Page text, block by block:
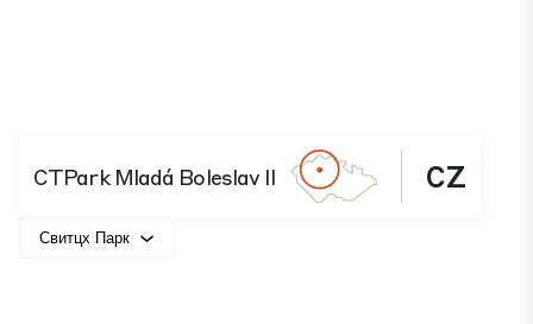
CTPark Mladá Boleslav II CZ
Свитцх Парк